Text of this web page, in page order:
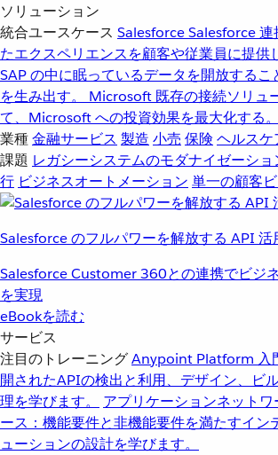
ソリューション
統合ユースケース SalesforceSalesforce 連
たエクスペリエンスを顧客や従業員に提供
SAP の中に眠っているデータを開放するこ
を生み出す。
Microsoft 既存の接続ソリュ
て、Microsoft への投資効果を最大化する。
業種金融サービス 製造 小売 保険 ヘルスケ
課題 レガシーシステムのモダナイゼーショ
行 ビジネスオートメーション 単一の顧客
Salesforce のフルパワーを解放する API 活
Salesforce Customer 360との連携でビジ
を実現
eBookを読む
サービス
注目のトレーニングAnypoint Platform 入
開されたAPIの検出と利用、デザイン、ビ
理を学びます。
アプリケーションネットワ
ース：機能要件と非機能要件を満たすイン
ューションの設計を学びます。